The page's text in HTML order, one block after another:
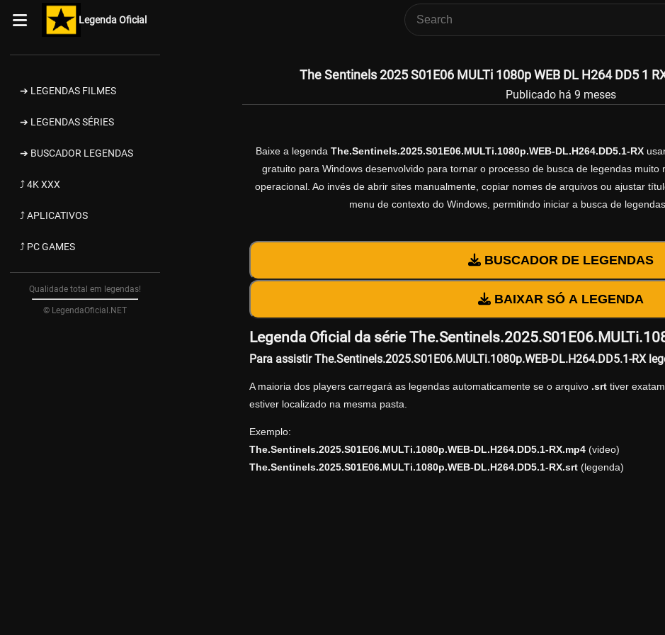
Legenda Oficial
➔ LEGENDAS FILMES
➔ LEGENDAS SÉRIES
➔ BUSCADOR LEGENDAS
⤴ 4K XXX
⤴ APLICATIVOS
⤴ PC GAMES
Qualidade total em legendas!
© LegendaOficial.NET
The Sentinels 2025 S01E06 MULTi 1080p WEB DL H264 DD5 1
Publicado há 9 meses
Baixe a legenda The.Sentinels.2025.S01E06.MULTi.1080p.WEB-DL.H264.DD5.1-RX
gratuito para Windows desenvolvido para tornar o processo de busca de legendas
operacional. Ao invés de abrir sites manualmente, copiar nomes de arquivos ou ajustar
menu de contexto do Windows, permitindo iniciar a busca de
BUSCADOR DE LEGENDAS
BAIXAR SÓ A LEGENDA
Legenda Oficial da série
Para assistir The.Sentinels.2025.S01E06.MULTi.1080p.WEB-DL.H264.DD5.1-RX
A maioria dos players carregará as legendas automaticamente se o arquivo .srttiver
estiver localizado na mesma pasta.
Exemplo:
The.Sentinels.2025.S01E06.MULTi.1080p.WEB-DL.H264.DD5.1-RX.mp4(video)
The.Sentinels.2025.S01E06.MULTi.1080p.WEB-DL.H264.DD5.1-RX.srt(legenda)